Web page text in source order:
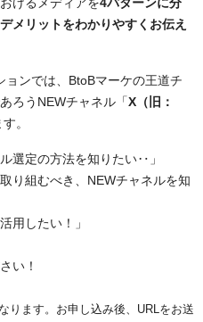
メリットをわかりやすくお伝え
ンでは、BtoBマーケの王道チ
ろうNEWチャネル「X（旧：
。
選定の方法を知りたい‥」
り組むべき、NEWチャネルを知
用したい！」
い！
ります。 お申し込み後、URLをお送